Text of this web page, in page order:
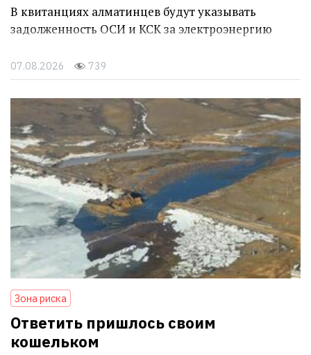
В квитанциях алматинцев будут указывать
задолженность ОСИ и КСК за электроэнергию
07.08.2026 739
Зона риска
Ответить пришлось своим
кошельком